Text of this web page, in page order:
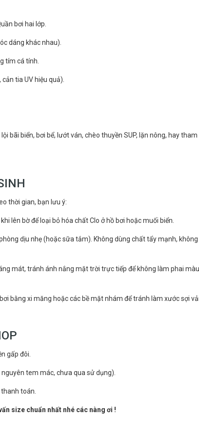
bơi hai lớp.
dáng khác nhau).
tím cá tính.
tia UV hiệu quả).
bãi biển, bơi bể, lướt ván, chèo thuyền SUP, lặn nông, hay tham
thời gian, bạn lưu ý:
lên bờ để loại bỏ hóa chất Clo ở hồ bơi hoặc muối biển.
dịu nhẹ (hoặc sữa tắm). Không dùng chất tẩy mạnh,
mát, tránh ánh nắng mặt trời trực tiếp để không làm phai
bằng xi măng hoặc các bề mặt nhám để tránh làm xước sợi
gấp đôi.
tem mác, chưa qua sử dụng).
toán.
size chuẩn nhất nhé các nàng ơi !